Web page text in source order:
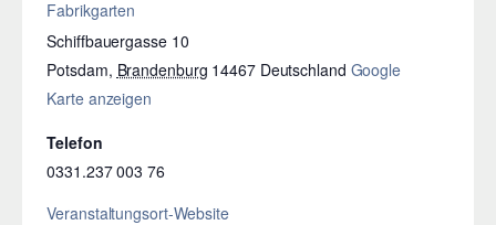
Fabrikgarten
Schiffbauergasse 10
Potsdam, Brandenburg 14467 Deutschland Google
Karte anzeigen
Telefon
0331.237 003 76
Veranstaltungsort-Website